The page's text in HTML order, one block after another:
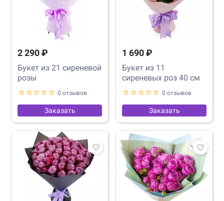
2 290 ₽
Букет из 21 сиреневой
розы
0 отзывов
Заказать
1 690 ₽
Букет из 11
сиреневых роз 40 см
0 отзывов
Заказать